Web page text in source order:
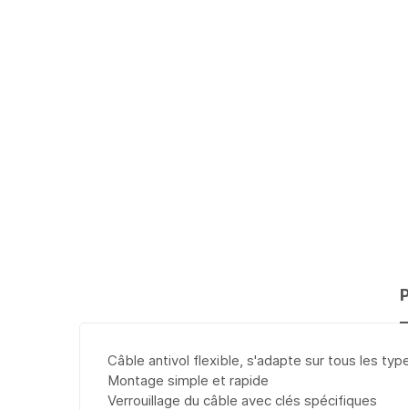
Câble antivol flexible, s'adapte sur tous les
Montage simple et rapide
Verrouillage du câble avec clés spécifiques